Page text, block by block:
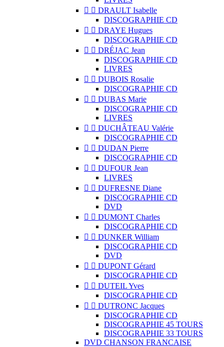
  DRAULT Isabelle
DISCOGRAPHIE CD
  DRAYE Hugues
DISCOGRAPHIE CD
  DRÉJAC Jean
DISCOGRAPHIE CD
LIVRES
  DUBOIS Rosalie
DISCOGRAPHIE CD
  DUBAS Marie
DISCOGRAPHIE CD
LIVRES
  DUCHÂTEAU Valérie
DISCOGRAPHIE CD
  DUDAN Pierre
DISCOGRAPHIE CD
  DUFOUR Jean
LIVRES
  DUFRESNE Diane
DISCOGRAPHIE CD
DVD
  DUMONT Charles
DISCOGRAPHIE CD
  DUNKER William
DISCOGRAPHIE CD
DVD
  DUPONT Gérard
DISCOGRAPHIE CD
  DUTEIL Yves
DISCOGRAPHIE CD
  DUTRONC Jacques
DISCOGRAPHIE CD
DISCOGRAPHIE 45 TOURS
DISCOGRAPHIE 33 TOURS
DVD CHANSON FRANCAISE